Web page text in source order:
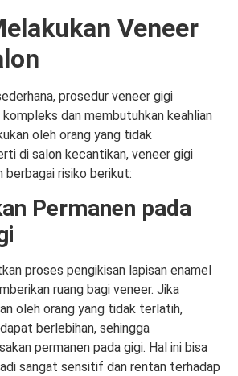
Veneer
prosedur veneer gigi
dan membutuhkan keahlian
oleh orang yang tidak
di salon kecantikan, veneer gigi
berbagai risiko berikut:
Permanen pada
proses pengikisan lapisan enamel
ruang bagi veneer. Jika
oleh orang yang tidak terlatih,
berlebihan, sehingga
permanen pada gigi. Hal ini bisa
sangat sensitif dan rentan terhadap